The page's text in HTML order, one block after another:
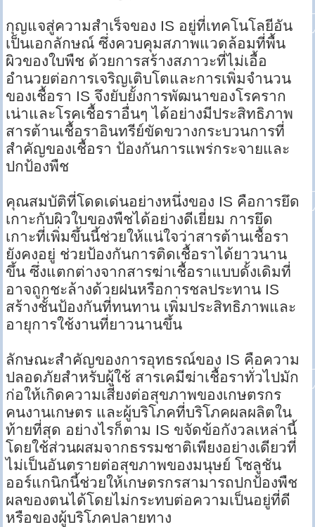
กุญแจสู่ความสำเร็จของ IS อยู่ที่เทคโนโลยีอัน
เป็นเอกลักษณ์ ซึ่งควบคุมสภาพแวดล้อมที่พื้น
ผิวของใบพืช ด้วยการสร้างสภาวะที่ไม่เอื้อ
อำนวยต่อการเจริญเติบโตและการเพิ่มจำนวน
ของเชื้อรา IS จึงยับยั้งการพัฒนาของโรคราก
เน่าและโรคเชื้อราอื่นๆ ได้อย่างมีประสิทธิภาพ
สารต้านเชื้อราอินทรีย์ขัดขวางกระบวนการที่
สำคัญของเชื้อรา ป้องกันการแพร่กระจายและ
ปกป้องพืช
คุณสมบัติที่โดดเด่นอย่างหนึ่งของ IS คือการยึด
เกาะกับผิวใบของพืชได้อย่างดีเยี่ยม การยึด
เกาะที่เพิ่มขึ้นนี้ช่วยให้แน่ใจว่าสารต้านเชื้อรา
ยังคงอยู่ ช่วยป้องกันการติดเชื้อราได้ยาวนาน
ขึ้น ซึ่งแตกต่างจากสารฆ่าเชื้อราแบบดั้งเดิมที่
อาจถูกชะล้างด้วยฝนหรือการชลประทาน IS
สร้างชั้นป้องกันที่ทนทาน เพิ่มประสิทธิภาพและ
อายุการใช้งานที่ยาวนานขึ้น
ลักษณะสำคัญของการอุทธรณ์ของ IS คือความ
ปลอดภัยสำหรับผู้ใช้ สารเคมีฆ่าเชื้อราทั่วไปมัก
ก่อให้เกิดความเสี่ยงต่อสุขภาพของเกษตรกร
คนงานเกษตร และผู้บริโภคที่บริโภคผลผลิตใน
ท้ายที่สุด อย่างไรก็ตาม IS ขจัดข้อกังวลเหล่านี้
โดยใช้ส่วนผสมจากธรรมชาติเพียงอย่างเดียวที่
ไม่เป็นอันตรายต่อสุขภาพของมนุษย์ โซลูชัน
ออร์แกนิกนี้ช่วยให้เกษตรกรสามารถปกป้องพืช
ผลของตนได้โดยไม่กระทบต่อความเป็นอยู่ที่ดี
หรือของผู้บริโภคปลายทาง